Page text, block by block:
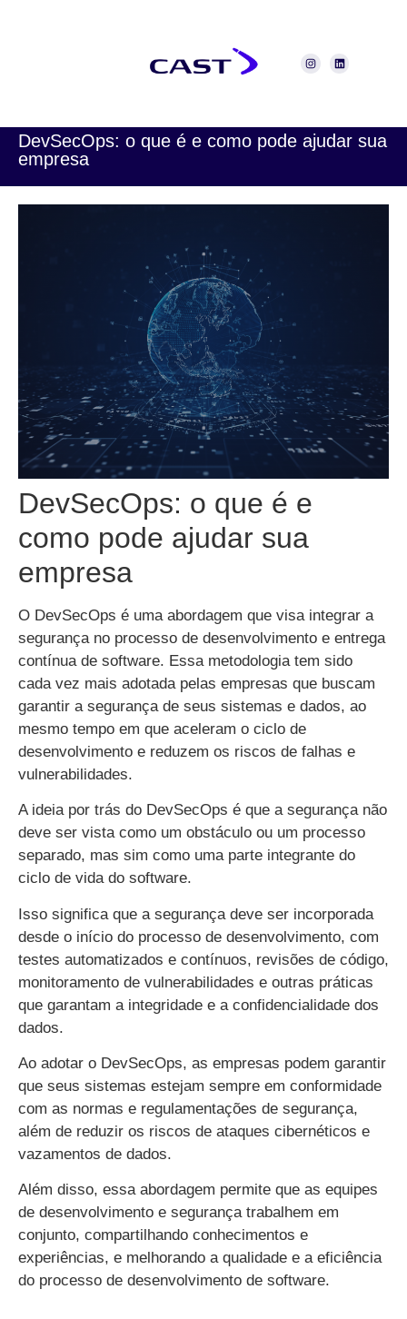
DevSecOps: o que é e como pode ajudar sua
empresa
DevSecOps: o que é e
como pode ajudar sua
empresa
O DevSecOps é uma abordagem que visa integrar a
segurança no processo de desenvolvimento e entrega
contínua de software. Essa metodologia tem sido
cada vez mais adotada pelas empresas que buscam
garantir a segurança de seus sistemas e dados, ao
mesmo tempo em que aceleram o ciclo de
desenvolvimento e reduzem os riscos de falhas e
vulnerabilidades.
A ideia por trás do DevSecOps é que a segurança não
deve ser vista como um obstáculo ou um processo
separado, mas sim como uma parte integrante do
ciclo de vida do software.
Isso significa que a segurança deve ser incorporada
desde o início do processo de desenvolvimento, com
testes automatizados e contínuos, revisões de código,
monitoramento de vulnerabilidades e outras práticas
que garantam a integridade e a confidencialidade dos
dados.
Ao adotar o DevSecOps, as empresas podem garantir
que seus sistemas estejam sempre em conformidade
com as normas e regulamentações de segurança,
além de reduzir os riscos de ataques cibernéticos e
vazamentos de dados.
Além disso, essa abordagem permite que as equipes
de desenvolvimento e segurança trabalhem em
conjunto, compartilhando conhecimentos e
experiências, e melhorando a qualidade e a eficiência
do processo de desenvolvimento de software.